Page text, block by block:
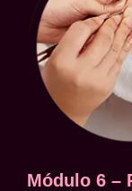
Módulo 6 –